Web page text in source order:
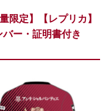
限定】【レプリカ】
ー・証明書付き